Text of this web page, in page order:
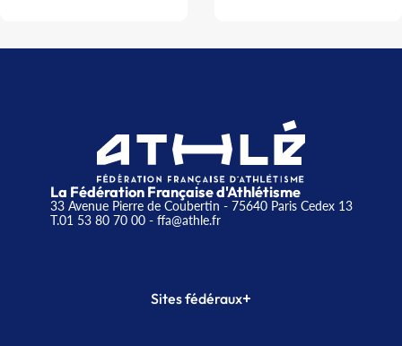
La Fédération Française d'Athlétisme
33 Avenue Pierre de Coubertin - 75640 Paris Cedex 13
T.01 53 80 70 00- ffa@athle.fr
Sites fédéraux+